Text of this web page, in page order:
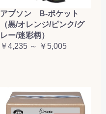
アプソン B-ポケット
（黒/オレンジ/ピンク/グ
レー/迷彩柄）
￥4,235 ～ ￥5,005